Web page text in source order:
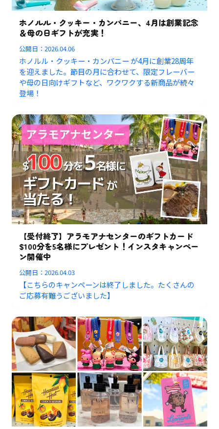
ホノルル・クッキー・カンパニー、4月は創業記念
＆母の日ギフトが充実！
公開日：2026.04.06
ホノルル・クッキー・カンパニー が4月に創業28周年
を迎えました。節目の月に合わせて、限定フレーバー
や母の日向けギフトなど、ワクワクする新商品が続々
登場！
【受付終了】アラモアナセンターのギフトカード
$100分を5名様にプレゼント！インスタキャンペー
ン開催中
公開日：2026.04.03
【こちらのキャンペーンは終了しました。たくさんの
ご応募有難うございました】